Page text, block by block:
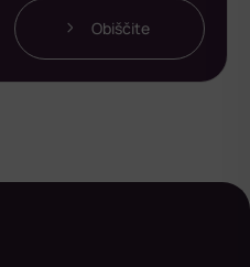
Obiščite